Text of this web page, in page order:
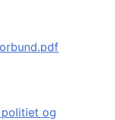
politiet og